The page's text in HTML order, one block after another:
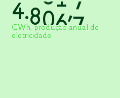
4.806,7
GWh, produção anual de
eletricidade